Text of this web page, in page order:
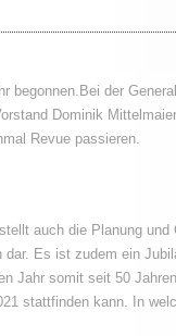
begonnen.Bei der
Dominik
Revue passieren.
auch die Planung
dar. Es ist zudem ein
Jahr somit seit 50
stattfinden kann. In